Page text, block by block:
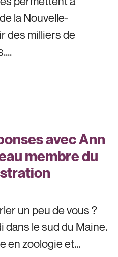
la Nouvelle-
des milliers de
avec Ann
membre du
un peu de vous ?
dans le sud du Maine.
en zoologie et...